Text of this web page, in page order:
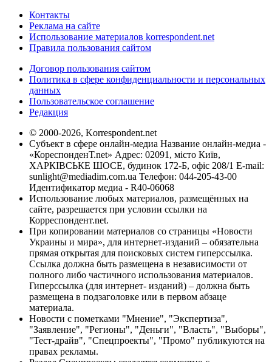
Контакты
Реклама на сайте
Использование материалов korrespondent.net
Правила пользования сайтом
Договор пользования сайтом
Политика в сфере конфиденциальности и персональных
данных
Пользовательское соглашение
Редакция
© 2000-2026, Korrespondent.net
Субъект в сфере онлайн-медиа Название онлайн-медиа -
«КореспонденТ.net» Адрес: 02091, місто Київ,
ХАРКІВСЬКЕ ШОСЕ, будинок 172-Б, офіс 208/1 E-mail:
sunlight@mediadim.com.ua Телефон: 044-205-43-00
Идентификатор медиа - R40-06068
Использование любых материалов, размещённых на
сайте, разрешается при условии ссылки на
Корреспондент.net.
При копировании материалов со страницы «Новости
Украины и мира», для интернет-изданий – обязательна
прямая открытая для поисковых систем гиперссылка.
Ссылка должна быть размещена в независимости от
полного либо частичного использования материалов.
Гиперссылка (для интернет- изданий) – должна быть
размещена в подзаголовке или в первом абзаце
материала.
Новости с пометками "Мнение", "Экспертиза",
"Заявление", "Регионы", "Деньги", "Власть", "Выборы",
"Тест-драйв", "Спецпроекты", "Промо" публикуются на
правах рекламы.